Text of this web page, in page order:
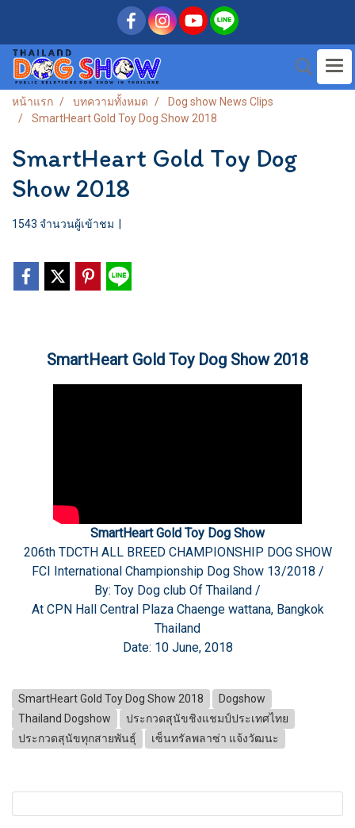
หน้าแรก บทความทั้งหมด
Dog show News Clips
SmartHeart Gold Toy Dog Show 2018
SmartHeart Gold Toy Dog
Show 2018
1543 จำนวนผู้เข้าชม
SmartHeart Gold Toy Dog Show 2018
SmartHeart Gold Toy Dog Show
206th TDCTH ALL BREED CHAMPIONSHIP DOG SHOW
FCI International Championship Dog Show 13/2018 /
By: Toy Dog club Of Thailand /
At CPN Hall Central Plaza Chaenge wattana, Bangkok
Thailand
Date: 10 June, 2018
SmartHeart Gold Toy Dog Show 2018
Dogshow
Thailand Dogshow
ประกวดสุนัขชิงแชมป์ประเทศไทย
ประกวดสุนัขทุกสายพันธุ์
เซ็นทรัลพลาซ่า แจ้งวัฒนะ